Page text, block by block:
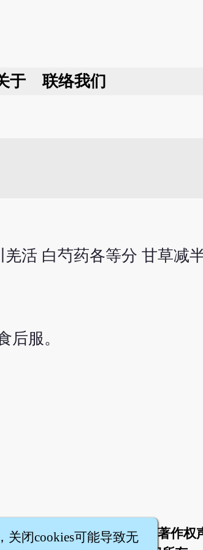
于 联络我们
活 白芍药各等分 甘草减
后服。
服务条款 隐私权条款
著作权
关闭cookies可能导致无